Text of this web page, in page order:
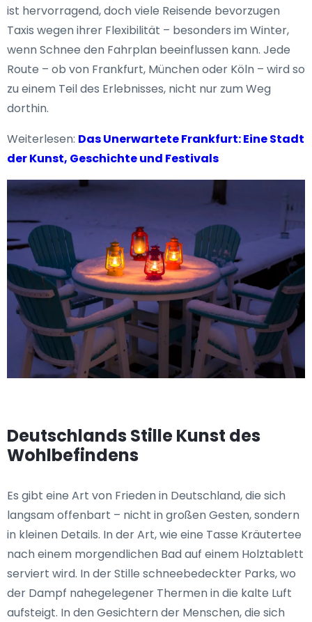
ist hervorragend, doch viele Reisende bevorzugen
Taxis wegen ihrer Flexibilität – besonders im Winter,
wenn Schnee den Fahrplan beeinflussen kann. Jede
Route – ob von Frankfurt, München oder Köln – wird so
zu einem Teil des Erlebnisses, nicht nur zum Weg
dorthin.
Weiterlesen: Das Unerwartete Frankfurt: Eine Stadt
der Kunst, Geschichte und Festivals
Deutschlands Stille Kunst des
Wohlbefindens
Es gibt eine Art von Frieden in Deutschland, die sich
langsam offenbart – nicht in großen Gesten, sondern
in kleinen Details. In der Art, wie eine Tasse Kräutertee
nach einem morgendlichen Bad auf einem Holztablett
serviert wird. In der Stille schneebedeckter Parks, wo
der Dampf nahegelegener Thermen in die kalte Luft
aufsteigt. In den Gesichtern der Menschen, die sich